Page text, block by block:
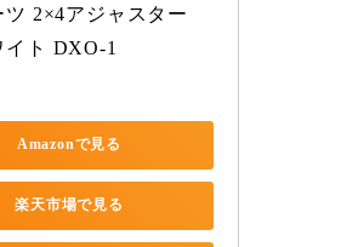
ツ 2×4アジャスター
イト DXO-1
Amazonで見る
楽天市場で見る